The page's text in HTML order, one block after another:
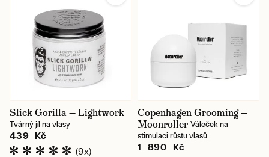
Slick Gorilla — Lightwork
Tvárný jíl na vlasy
439 Kč
(9x)
Copenhagen Grooming —
Moonroller Váleček na
stimulaci růstu vlasů
1 890 Kč